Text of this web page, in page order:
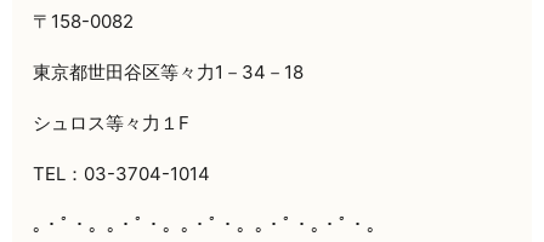
〒 158-0082
東京都世田谷区等々力1 － 34 － 18
シュロス等々力１ F
TEL ： 03-3704-1014
｡・ﾟ・。｡・ﾟ・。｡・ﾟ・。｡・ﾟ・｡・ﾟ・。